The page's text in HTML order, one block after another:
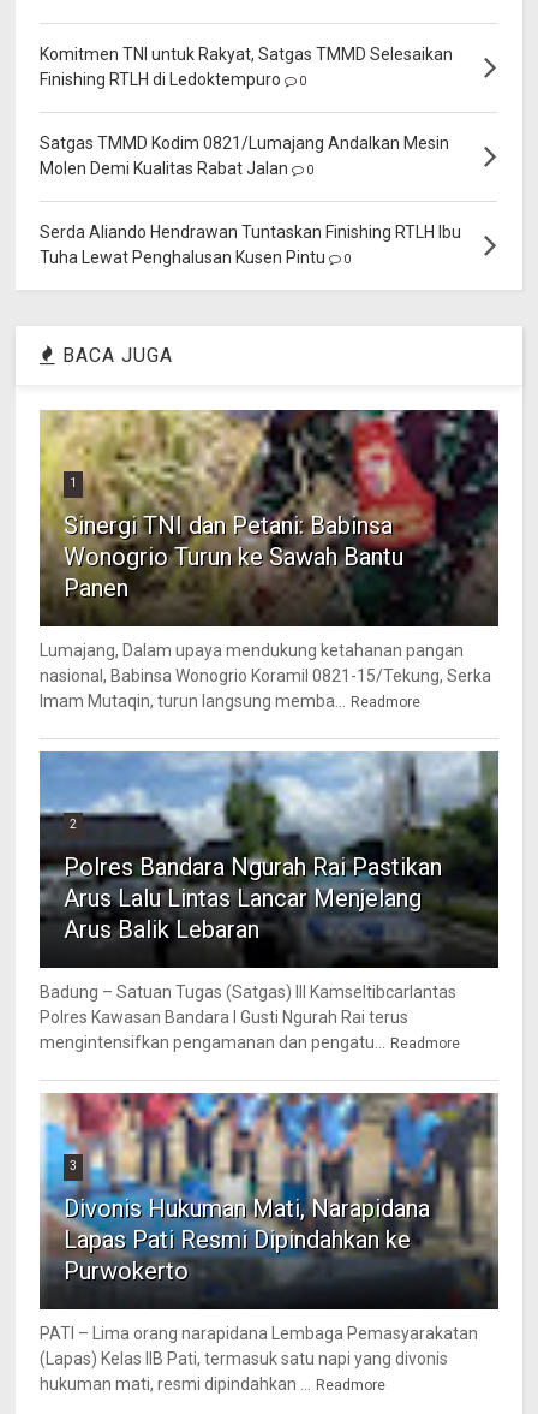
Komitmen TNI untuk Rakyat, Satgas TMMD Selesaikan
Finishing RTLH di Ledoktempuro
0
Satgas TMMD Kodim 0821/Lumajang Andalkan Mesin
Molen Demi Kualitas Rabat Jalan
0
Serda Aliando Hendrawan Tuntaskan Finishing RTLH Ibu
Tuha Lewat Penghalusan Kusen Pintu
0
BACA JUGA
1
Sinergi TNI dan Petani: Babinsa
Wonogrio Turun ke Sawah Bantu
Panen
Lumajang, Dalam upaya mendukung ketahanan pangan
nasional, Babinsa Wonogrio Koramil 0821-15/Tekung, Serka
Imam Mutaqin, turun langsung memba...
Readmore
2
Polres Bandara Ngurah Rai Pastikan
Arus Lalu Lintas Lancar Menjelang
Arus Balik Lebaran
Badung – Satuan Tugas (Satgas) III Kamseltibcarlantas
Polres Kawasan Bandara I Gusti Ngurah Rai terus
mengintensifkan pengamanan dan pengatu...
Readmore
3
Divonis Hukuman Mati, Narapidana
Lapas Pati Resmi Dipindahkan ke
Purwokerto
PATI – Lima orang narapidana Lembaga Pemasyarakatan
(Lapas) Kelas IIB Pati, termasuk satu napi yang divonis
hukuman mati, resmi dipindahkan ...
Readmore